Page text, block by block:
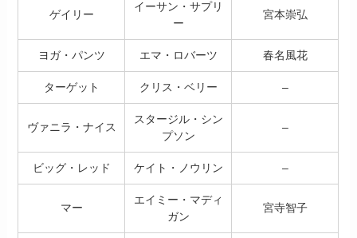
ゲイリー
イーサン・サプリ
ー
宮本崇弘
ヨガ・パンツ エマ・ロバーツ 春名風花
ターゲット クリス・ベリー –
ヴァニラ・ナイス
スタージル・シン
プソン
–
ビッグ・レッド ケイト・ノウリン –
マー
エイミー・マディ
ガン
宮寺智子